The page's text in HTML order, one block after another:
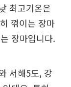
최고기온은
꺾이는 장마
장마입니다.
서해5도, 강